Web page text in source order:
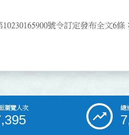
號令訂定發布全文6條；
瀏覽人次 總